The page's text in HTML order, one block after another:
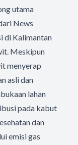
utama
News
di Kalimantan
Meskipun
menyerap
asli dan
lahan
pada kabut
dan
emisi gas